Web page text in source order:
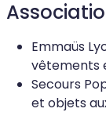
Emmaüs
vêtements
Secours
et objets